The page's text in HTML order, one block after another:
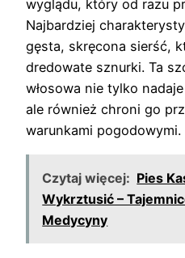
wyglądu, który od razu
Najbardziej
gęsta, skręcona sierść,
dredowate sznurki. Ta
włosowa nie tylko
ale również chroni go
warunkami pogodowymi.
Czytaj więcej: Pies
Wykrztusić –
Medycyny